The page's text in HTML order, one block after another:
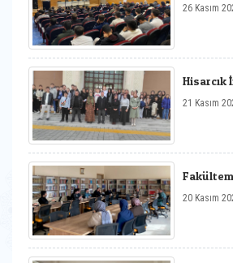
26 Kasım
Hisarcık
21 Kasım
20 Kasım